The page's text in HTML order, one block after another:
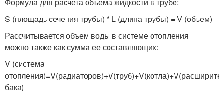
S (площадь сечения трубы) * L (длина трубы) = V (объем)
Рассчитывается объем воды в системе отопления
можно также как сумма ее составляющих:
V (система
бака)